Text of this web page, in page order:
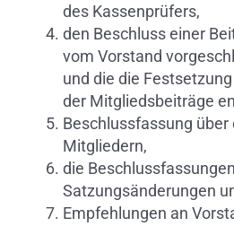
des Kassenprüfers,
den Beschluss einer
vom Vorstand
und die die
der Mitgliedsbeiträge
Beschlussfassung
Mitgliedern,
die
Satzungsänderungen
Empfehlungen an